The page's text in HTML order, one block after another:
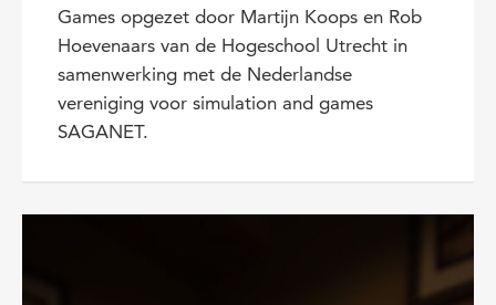
Games opgezet door Martijn Koops en Rob
Hoevenaars van de Hogeschool Utrecht in
samenwerking met de Nederlandse
vereniging voor simulation and games
SAGANET.